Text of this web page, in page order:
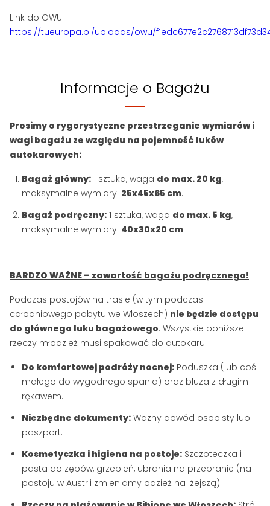
Link do OWU:
https://tueuropa.pl/uploads/owu/
Informacje o Bagażu
Prosimy o rygorystyczne przestrzeganie wymiarów i
wagi bagażu ze względu na pojemność luków
autokarowych:
Bagaż główny: 1 sztuka, waga do max. 20 kg,
maksymalne wymiary: 25x45x65 cm.
Bagaż podręczny: 1 sztuka, waga do max. 5 kg,
maksymalne wymiary: 40x30x20 cm.
BARDZO WAŻNE – zawartość bagażu podręcznego!
Podczas postojów na trasie (w tym podczas
całodniowego pobytu we Włoszech) nie będzie dostępu
do głównego luku bagażowego. Wszystkie poniższe
rzeczy młodzież musi spakować do autokaru:
Do komfortowej podróży nocnej: Poduszka (lub coś
małego do wygodnego spania) oraz bluza z długim
rękawem.
Niezbędne dokumenty: Ważny dowód osobisty lub
paszport.
Kosmetyczka i higiena na postoje: Szczoteczka i
pasta do zębów, grzebień, ubrania na przebranie (na
postoju w Austrii zmieniamy odzież na lżejszą).